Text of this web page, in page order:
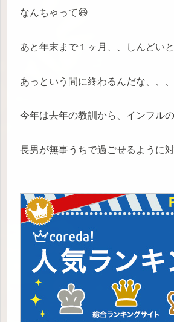
なんちゃって😆
あと年末まで１ヶ月、、しんどい
あっという間に終わるんだな、、、
今年は去年の教訓から、インフル
長男が無事うちで過ごせるように